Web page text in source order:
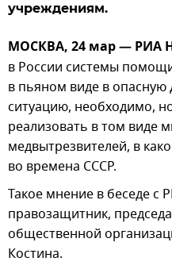
учреждениям.
МОСКВА, 24 мар — РИА
в России системы
в пьяном виде в опасную
ситуацию, необходимо,
реализовать в том виде
медвытрезвителей, в
во времена СССР.
Такое мнение в беседе с
правозащитник,
общественной
Костина.